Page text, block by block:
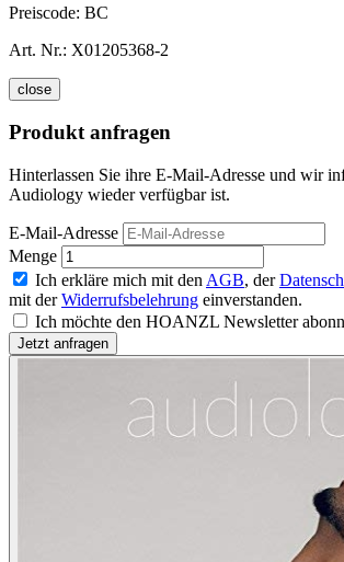
Preiscode: BC
Art. Nr.: X01205368-2
close
Produkt anfragen
Hinterlassen Sie ihre E-Mail-Adresse und wir
Audiology wieder verfügbar ist.
E-Mail-Adresse
Menge
Ich erkläre mich mit den AGB, der
mit derWiderrufsbelehrung einverstanden.
Ich möchte den HOANZL Newsletter